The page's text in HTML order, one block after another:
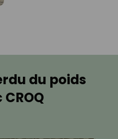
du poids